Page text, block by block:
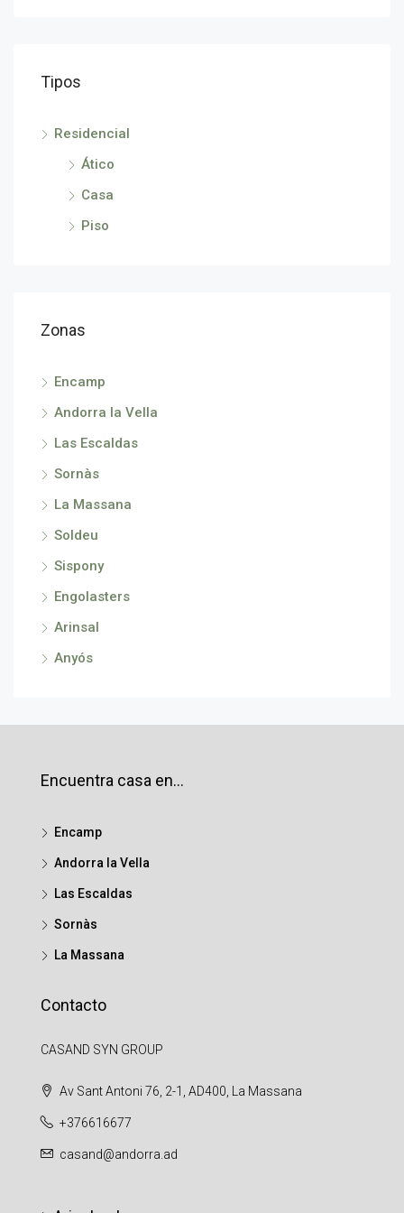
Tipos
Residencial
Ático
Casa
Piso
Zonas
Encamp
Andorra la Vella
Las Escaldas
Sornàs
La Massana
Soldeu
Sispony
Engolasters
Arinsal
Anyós
Encuentra casa en…
Encamp
Andorra la Vella
Las Escaldas
Sornàs
La Massana
Contacto
CASAND SYN GROUP
Av Sant Antoni 76, 2-1, AD400, La Massana
+376616677
casand@andorra.ad